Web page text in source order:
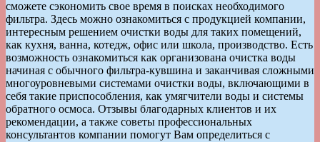
сможете сэкономить свое время в поисках необходимого
фильтра. Здесь можно ознакомиться с продукцией компании,
интересным решением очистки воды для таких помещений,
как кухня, ванна, котедж, офис или школа, производство. Есть
возможность ознакомиться как организована очистка воды
начиная с обычного фильтра-кувшина и заканчивая сложными
многоуровневыми системами очистки воды, включающими в
себя такие приспособления, как умягчители воды и системы
обратного осмоса. Отзывы благодарных клиентов и их
рекомендации, а также советы профессиональных
консультантов компании помогут Вам определиться с